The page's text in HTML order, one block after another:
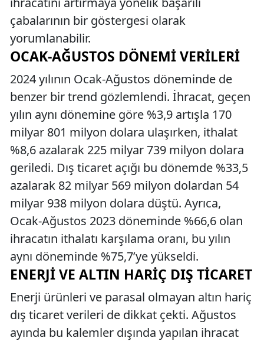
çabalarının bir göstergesi olarak
yorumlanabilir.
OCAK-AĞUSTOS DÖNEMI VERILERI
2024 yılının Ocak-Ağustos döneminde de
benzer bir trend gözlemlendi. İhracat, geçen
yılın aynı dönemine göre %3,9 artışla 170
milyar 801 milyon dolara ulaşırken, ithalat
%8,6 azalarak 225 milyar 739 milyon dolara
geriledi. Dış ticaret açığı bu dönemde %33,5
azalarak 82 milyar 569 milyon dolardan 54
milyar 938 milyon dolara düştü. Ayrıca,
Ocak-Ağustos 2023 döneminde %66,6 olan
ihracatın ithalatı karşılama oranı, bu yılın
aynı döneminde %75,7’ye yükseldi.
ENERJI VE ALTIN HARIÇ DIŞ TICARET
Enerji ürünleri ve parasal olmayan altın hariç
dış ticaret verileri de dikkat çekti. Ağustos
ayında bu kalemler dışında yapılan ihracat